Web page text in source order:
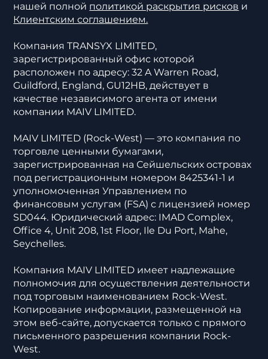
нашей полной политикой раскрытия рисков и
Клиентским соглашением.
Компания TRANSYX LIMITED,
зарегистрированный офис которой
расположен по адресу: 32 A Warren Road,
Guildford, England, GU12HB, действует в
качестве независимого агента от имени
компании MAIV LIMITED.
MAIV LIMITED (Rock-West) — это компания по
торговле ценными бумагами,
зарегистрированная на Сейшельских островах
под регистрационным номером 8425341-1 и
уполномоченная Управлением по
финансовым услугам (FSA) с лицензией номер
SD044. Юридический адрес: IMAD Complex,
Office 4, Unit 208, 1st Floor, Ile Du Port, Mahe,
Seychelles.
Компания MAIV LIMITED имеет надлежащие
полномочия для осуществления деятельности
под торговым наименованием Rock-West.
Копирование информации, размещенной на
этом веб-сайте, допускается только с прямого
письменного разрешения компании Rock-
West.